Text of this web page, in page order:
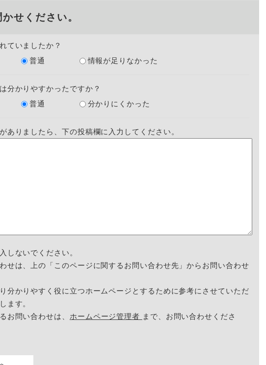
せください。
ていましたか？
普通 情報が足りなかった
分かりやすかったですか？
普通 分かりにくかった
ありましたら、下の投稿欄に入力してください。
しないでください。
せは、上の「このページに関するお問い合わせ先」からお問い合わせ
分かりやすく役に立つホームページとするために参考にさせていただ
ます。
お問い合わせは、 ホームページ管理者 まで、お問い合わせくださ